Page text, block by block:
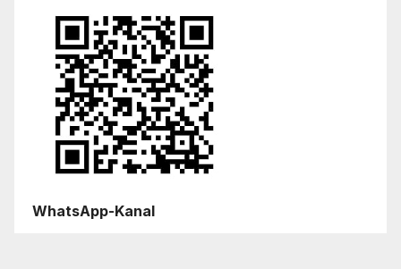
WhatsApp-Kanal